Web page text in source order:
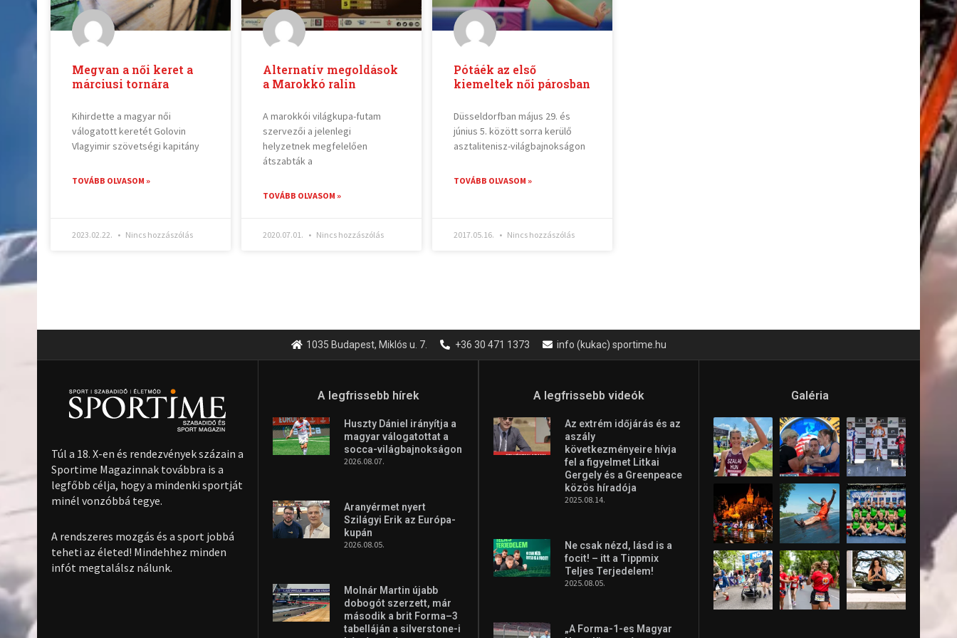
Megvan a női keret a
márciusi tornára
Kihirdette a magyar női
válogatott keretét Golovin
Vlagyimir szövetségi kapitány
TOVÁBB OLVASOM »
2023.02.22. Nincs hozzászólás
Alternatív megoldások
a Marokkó ralin
A marokkói világkupa-futam
szervezői a jelenlegi
helyzetnek megfelelően
átszabták a
TOVÁBB OLVASOM »
2020.07.01. Nincs hozzászólás
Pótáék az első
kiemeltek női párosban
Düsseldorfban május 29. és
június 5. között sorra kerülő
asztalitenisz-világbajnokságon
TOVÁBB OLVASOM »
2017.05.16. Nincs hozzászólás
1035 Budapest, Miklós u. 7. +36 30 471 1373 info (kukac) sportime.hu
Túl a 18. X-en és rendezvények százain a
Sportime Magazinnak továbbra is a
legfőbb célja, hogy a mindenki sportját
minél vonzóbbá tegye.
A rendszeres mozgás és a sport jobbá
teheti az életed! Mindehhez minden
infót megtalálsz nálunk.
A legfrissebb hírek
Huszty Dániel irányítja a
magyar válogatottat a
socca-világbajnokságon
2026.08.07.
Aranyérmet nyert
Szilágyi Erik az Európa-
kupán
2026.08.05.
Molnár Martin újabb
dobogót szerzett, már
második a brit Forma–3
tabelláján a silverstone-i
A legfrissebb videók
Az extrém időjárás és az
aszály
következményeire hívja
fel a figyelmet Litkai
Gergely és a Greenpeace
közös híradója
2025.08.14.
Ne csak nézd, lásd is a
focit! – itt a Tippmix
Teljes Terjedelem!
2025.08.05.
„A Forma-1-es Magyar
Galéria